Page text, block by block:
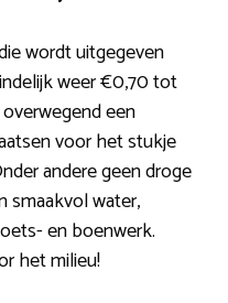
wordt uitgegeven
weer €0,70 tot
een
voor het stukje
andere geen droge
smaakvol water,
en boenwerk.
het milieu!